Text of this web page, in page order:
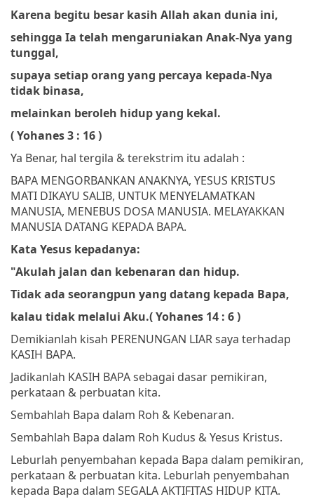
Karena begitu besar kasih Allah akan dunia ini,
sehingga Ia telah mengaruniakan Anak-Nya yang
tunggal,
supaya setiap orang yang percaya kepada-Nya
tidak binasa,
melainkan beroleh hidup yang kekal.
( Yohanes 3 : 16 )
Ya Benar, hal tergila & terekstrim itu adalah :
BAPA MENGORBANKAN ANAKNYA, YESUS KRISTUS
MATI DIKAYU SALIB, UNTUK MENYELAMATKAN
MANUSIA, MENEBUS DOSA MANUSIA. MELAYAKKAN
MANUSIA DATANG KEPADA BAPA.
Kata Yesus kepadanya:
"Akulah jalan dan kebenaran dan hidup.
Tidak ada seorangpun yang datang kepada Bapa,
kalau tidak melalui Aku.(Yohanes 14 : 6 )
Demikianlah kisah PERENUNGAN LIAR saya terhadap
KASIH BAPA.
Jadikanlah KASIH BAPA sebagai dasar pemikiran,
perkataan & perbuatan kita.
Sembahlah Bapa dalam Roh & Kebenaran.
Sembahlah Bapa dalam Roh Kudus & Yesus Kristus.
Leburlah penyembahan kepada Bapa dalam pemikiran,
perkataan & perbuatan kita. Leburlah penyembahan
kepada Bapa dalam SEGALA AKTIFITAS HIDUP KITA.